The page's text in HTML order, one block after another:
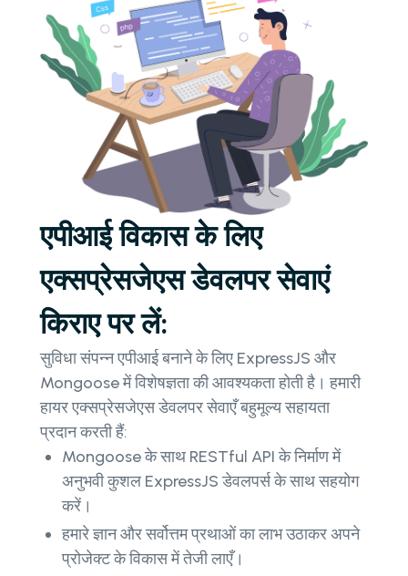
एपीआई विकास के लिए
एक्सप्रेसजेएस डेवलपर सेवाएं
किराए पर लें:
सुविधा संपन्न एपीआई बनाने के लिए ExpressJS और
Mongoose में विशेषज्ञता की आवश्यकता होती है। हमारी
हायर एक्सप्रेसजेएस डेवलपर सेवाएँ बहुमूल्य सहायता
प्रदान करती हैं:
Mongoose के साथ RESTful API के निर्माण में
अनुभवी कुशल ExpressJS डेवलपर्स के साथ सहयोग
करें।
हमारे ज्ञान और सर्वोत्तम प्रथाओं का लाभ उठाकर अपने
प्रोजेक्ट के विकास में तेजी लाएँ।